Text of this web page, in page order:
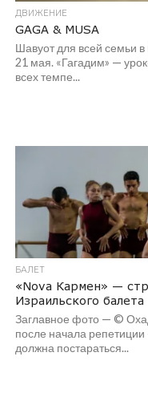
ДВИЖЕНИЕ
GAGA & MUSA
Шавуот для всей семьи
21 мая. «Гагадим» —
всех темпе...
БАЛЕТ
«Nova Кармен» —
Израильского балета
Заглавное фото — ©
после начала
должна постараться...